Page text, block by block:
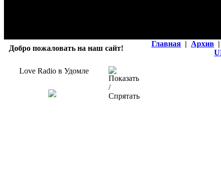
Добро пожаловать на наш сайт!
Главная | Архив |
Love Radio в Удомле